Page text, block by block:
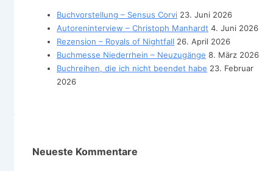
Buchvorstellung – Sensus Corvi 23. Juni 2026
Autoreninterview – Christoph Manhardt 4. Juni 2026
Rezension – Royals of Nightfall 26. April 2026
Buchmesse Niederrhein – Neuzugänge 8. März 2026
Buchreihen, die ich nicht beendet habe 23. Februar
2026
Neueste Kommentare